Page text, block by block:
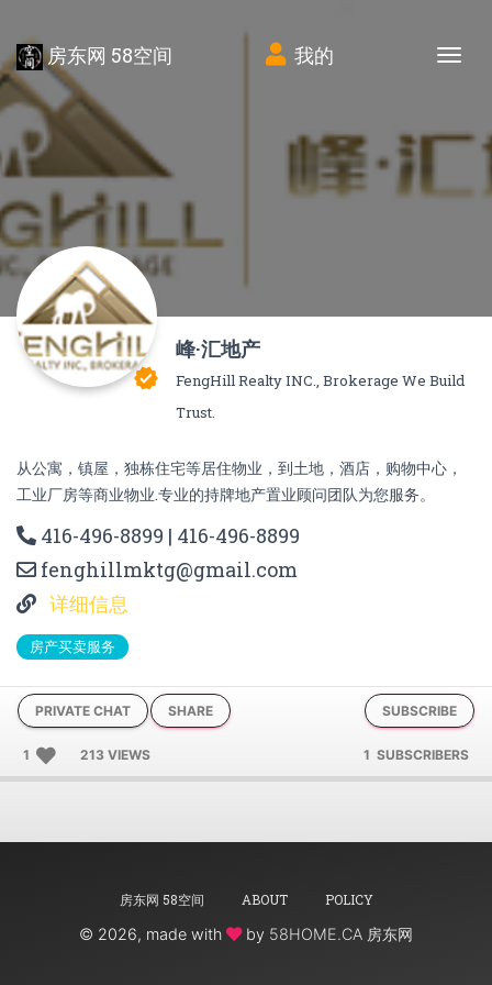
房东网 58空间 我的
verified
峰·汇地产
FengHill Realty INC., Brokerage We Build
Trust.
从公寓，镇屋，独栋住宅等居住物业，到土地，酒店，购物中心，
工业厂房等商业物业.专业的持牌地产置业顾问团队为您服务。
416-496-8899 | 416-496-8899
fenghillmktg@gmail.com
详细信息
房产买卖服务
PRIVATE CHAT SHARE SUBSCRIBE
1 213 VIEWS 1 SUBSCRIBERS
房东网 58空间 ABOUT POLICY
© 2026, made with by 58HOME.CA 房东网